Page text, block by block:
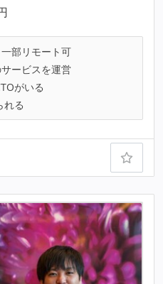
一部リモート可
ービスを運営
がいる
れる